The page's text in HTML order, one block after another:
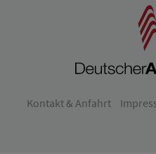
Kontakt & Anfahrt